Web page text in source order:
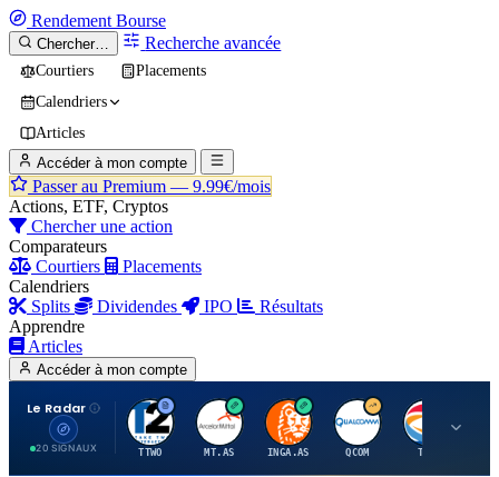
Rendement Bourse
Chercher… Recherche avancée
Courtiers
Placements
Calendriers
Articles
Accéder à mon compte
Passer au Premium — 9.99€/mois
Actions, ETF, Cryptos
Chercher une action
Comparateurs
Courtiers
Placements
Calendriers
Splits
Dividendes IPO
Résultats
Apprendre
Articles
Accéder à mon compte
Le Radar
20 SIGNAUX
T
TTWO
A
MT.AS
I
INGA.AS
Q
QCOM
T
TTE